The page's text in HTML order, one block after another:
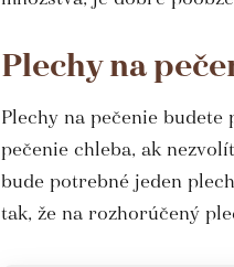
Plechy na
Plechy na pečenie budete
pečenie chleba, ak
bude potrebné jeden
tak, že na rozhorúčený